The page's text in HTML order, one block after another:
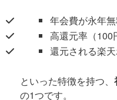
年会費が永年
高還元率（100
還元される楽
といった特徴を持つ、
の1つです。